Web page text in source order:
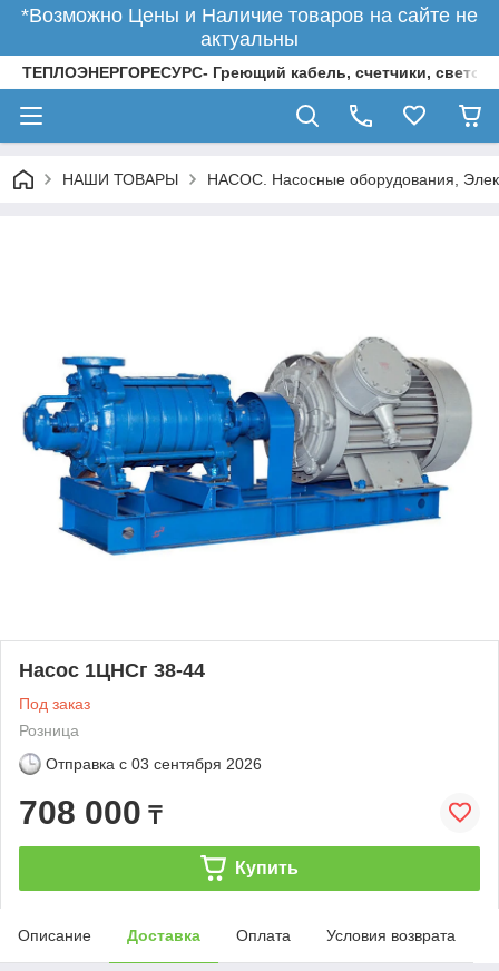
*Возможно Цены и Наличие товаров на сайте не
актуальны
ТЕПЛОЭНЕРГОРЕСУРС- Греющий кабель, счетчики,
НАШИ ТОВАРЫ НАСОС. Насосные оборудования,
Насос 1ЦНСг 38-44
Под заказ
Розница
Отправка с 03 сентября 2026
708 000 ₸
Купить
Описание Доставка Оплата Условия возврата